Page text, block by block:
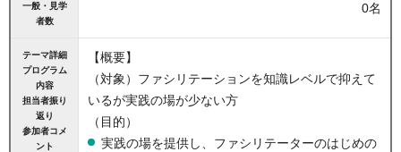
一般・見学
者数
0名
テーマ詳細
プログラム
内容
担当者振り
返り
参加者コメ
ント
【概要】
（対象）ファシリテーションを知識レベルで抑えて
いるが実践の場が少ない方
（目的）
実践の場を提供し、ファシリテーターのはじめの